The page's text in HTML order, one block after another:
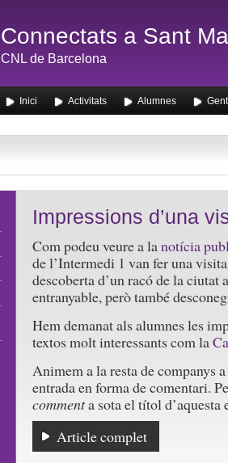
Connectats a Sant
CNL de Barcelona
Inici Activitats Alumnes
Impressions d’una
Com podeu veure a lanotícia
de l’Intermedi 1 van fer una
descoberta d’un racó de la
entranyable, però també
Hem demanat als alumnes les
textos molt interessants com la
Animem a la resta de companys
entrada en forma de comentari.
commenta sota el títol d’aquesta
Article complet